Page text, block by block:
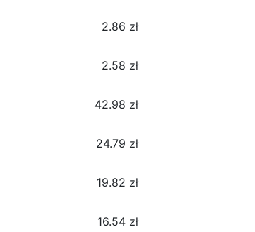
2.86 zł
2.58 zł
42.98 zł
24.79 zł
19.82 zł
16.54 zł